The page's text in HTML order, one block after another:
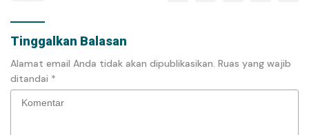
Tinggalkan Balasan
Alamat email Anda tidak akan dipublikasikan. Ruas yang wajib
ditandai *